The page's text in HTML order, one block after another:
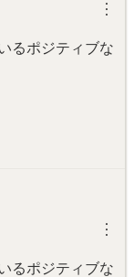
︙
るポジティブな
︙
るポジティブな